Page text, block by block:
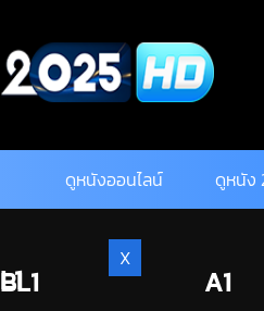
content
ดูหนังออนไลน์ ดูหนัง
BL1
A1
X
L1